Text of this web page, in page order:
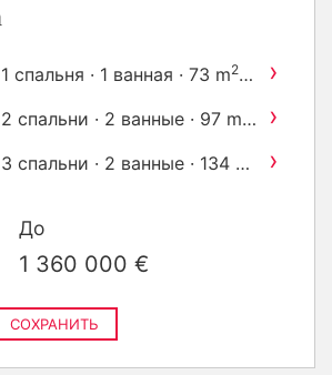
1 спальня · 1 ванная · 73 m2 ›
2 спальни · 2 ванные · 97 m ›
3 спальни · 2 ванные · 134 m ›
m2построен
До
1 360 000 €
СОХРАНИТЬ